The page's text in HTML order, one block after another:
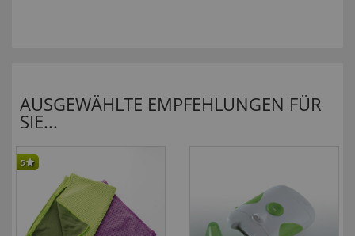
AUSGEWÄHLTE EMPFEHLUNGEN FÜR
SIE...
5